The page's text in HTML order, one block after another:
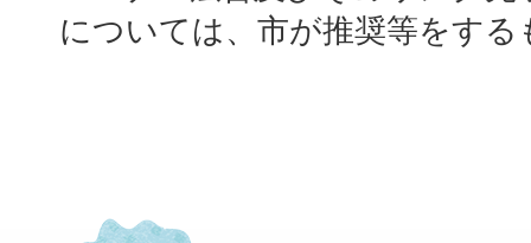
については、市が推奨等をす